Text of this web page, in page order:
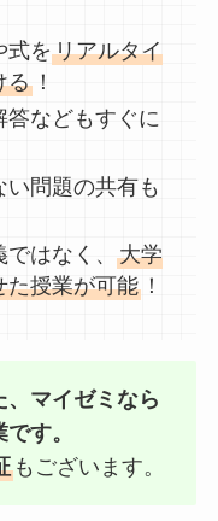
式をリアルタイ
る ！
答などもすぐに
問題の共有も
ではなく、大学
た授業が可能 ！
、マイゼミなら
す。
もございます。